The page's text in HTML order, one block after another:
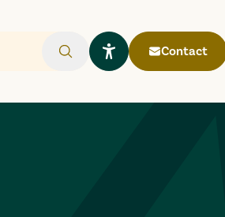
Rechercher
Ouvrir le widget Lisio
Contact